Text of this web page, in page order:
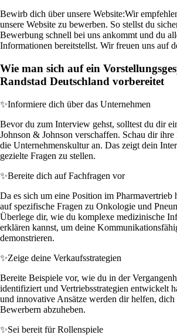
Bewirb dich über unsere Website:Wir
unsere Website zu bewerben. So stellst du
Bewerbung schnell bei uns ankommt und du
Informationen bereitstellst. Wir freuen uns auf
Wie man sich auf ein
Randstad Deutschland vorbereitet
✨Informiere dich über das Unternehmen
Bevor du zum Interview gehst, solltest du dir
Johnson & Johnson verschaffen. Schau dir
die Unternehmenskultur an. Das zeigt dein
gezielte Fragen zu stellen.
✨Bereite dich auf Fachfragen vor
Da es sich um eine Position im Pharmavertrieb
auf spezifische Fragen zu Onkologie und
Überlege dir, wie du komplexe medizinische
erklären kannst, um deine
demonstrieren.
✨Zeige deine Verkaufsstrategien
Bereite Beispiele vor, wie du in der
identifiziert und Vertriebsstrategien entwickelt
und innovative Ansätze werden dir helfen, dich
Bewerbern abzuheben.
✨Sei bereit für Rollenspiele